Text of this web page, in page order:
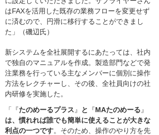
はFAXを活用した既存の業務フローを変更せず
に済むので、円滑に移行することができまし
た」（磯辺氏）
新システムを全社展開するにあたっては、社内
で独自のマニュアルを作成。製造部門などで発
注業務を行っている主なメンバーに個別に操作
方法をレクチャーし、その後、全社員向けの社
内研修を実施した。
「『たのめーるプラス 』 と 『MAたのめーる 』
は、慣れれば誰でも簡単に使えることが大きな
利点の一つです。そのため、操作のやり方を先